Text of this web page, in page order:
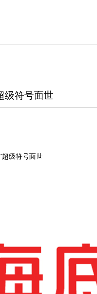
级符号面世
超级符号面世